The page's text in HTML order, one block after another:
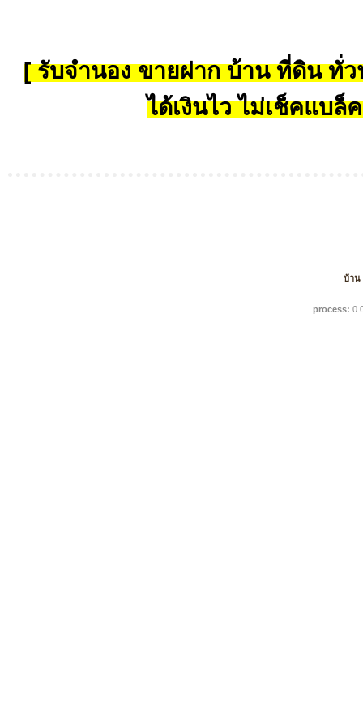
[ รับจำนอง ขายฝาก บ้าน ที่ดิน ทั่ว
ได้เงินไว ไม่เช็คแบล็
บ้าน
process: